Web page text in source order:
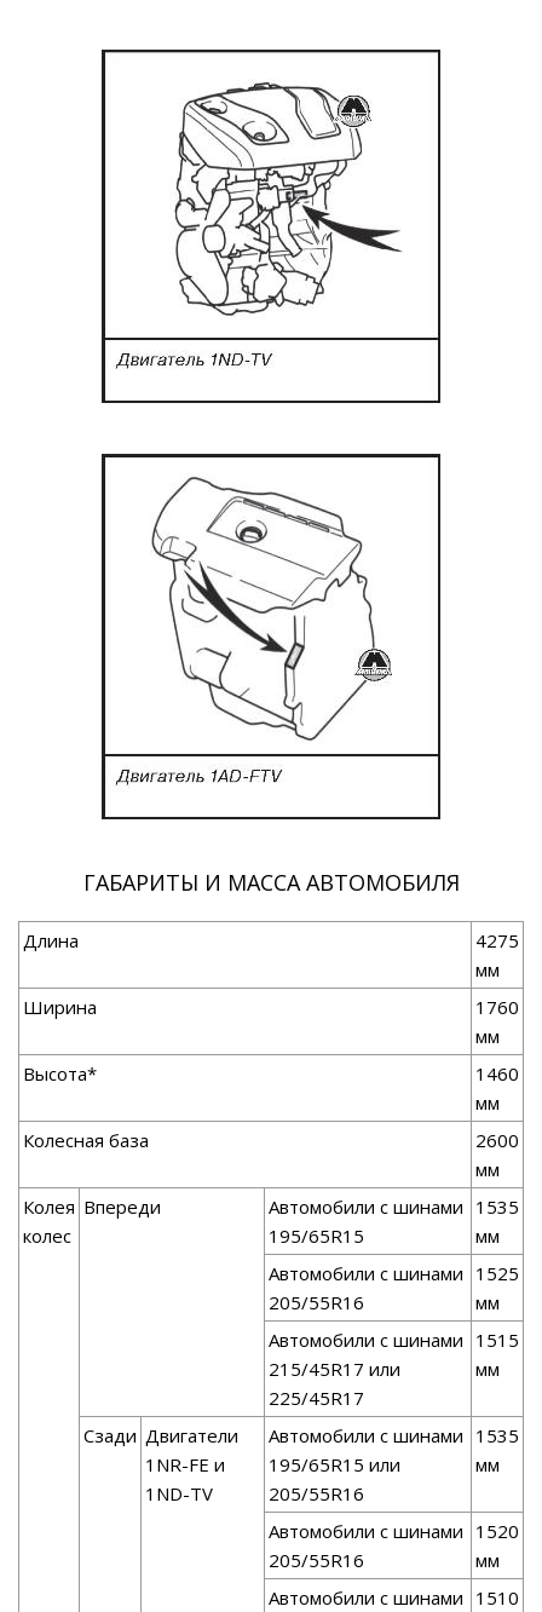
ГАБАРИТЫ И МАССА АВТОМОБИЛЯ
Длина
4275
мм
Ширина
1760
мм
Высота*
1460
мм
Колесная база
2600
мм
Колея
колес
Впереди
Автомобили с шинами
195/65R15
1535
мм
Автомобили с шинами
205/55R16
1525
мм
Автомобили с шинами
215/45R17 или
225/45R17
1515
мм
Сзади Двигатели
1NR-FE и
1ND-TV
Автомобили с шинами
195/65R15 или
205/55R16
1535
мм
Автомобили с шинами
205/55R16
1520
мм
Автомобили с шинами 1510